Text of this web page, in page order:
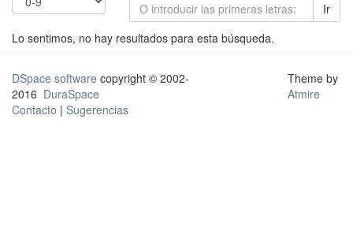
Ir
Lo sentimos, no hay resultados para esta búsqueda.
DSpace software copyright © 2002-
2016 DuraSpace
Contacto | Sugerencias
Theme by
Atmire